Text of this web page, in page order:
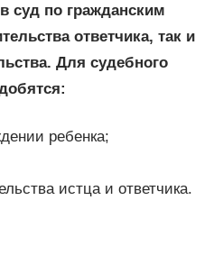
суд по гражданским
ответчика, так и
Для судебного
ребенка;
истца и ответчика.